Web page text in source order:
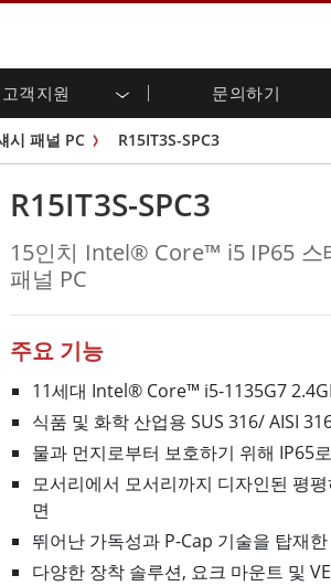
고객지원 문의하기
패널 PC 및 HMI
터치)
널 PC(P-CAP Touch)
패널 PC(저항막 터치)
스 시리즈
시리즈 / IP67 설계
패널 PC
널 PC
국방부 러
디펜스 울
국방 패널
디펜스 디
지상 관제소
어 등급
러기드 태블릿
널 PC
디스플레이
해양 등급
해양 패널
해양 디스
해양 임베
모빌리티
스테인
스테인리스
, 화학, ATEX 제품
위생 산업
해양
물류
어
재생 에
티
비스 센터
경 알림
포
인증／준
시 패널 PC R15IT3S-SPC3
R15IT3S-SPC3
15인치 Intel® Core™ i5 IP65 스
패널 PC
주요 기능
11세대 Intel® Core™ i5-1135G7
식품 및 화학 산업용 SUS 316/ AISI
물과 먼지로부터 보호하기 위해 IP65
모서리에서 모서리까지 디자인된 평
면
뛰어난 가독성과 P-Cap 기술을 탑재
다양한 장착 솔루션, 요크 마운트 및